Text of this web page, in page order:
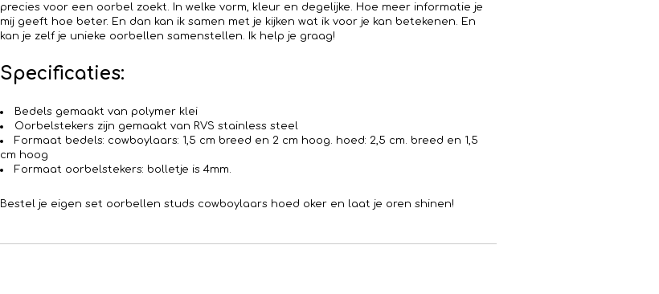
precies voor een oorbel zoekt. In welke vorm, kleur en degelijke. Hoe meer informatie je
mij geeft hoe beter. En dan kan ik samen met je kijken wat ik voor je kan betekenen. En
kan je zelf je unieke oorbellen samenstellen. Ik help je graag!
Specificaties:
Bedels gemaakt van polymer klei
Oorbelstekers zijn gemaakt van RVS stainless steel
Formaat bedels: cowboylaars: 1,5 cm breed en 2 cm hoog. hoed: 2,5 cm. breed en 1,5
cm hoog
Formaat oorbelstekers: bolletje is 4mm.
Bestel je eigen set oorbellen studs cowboylaars hoed oker en laat je oren shinen!